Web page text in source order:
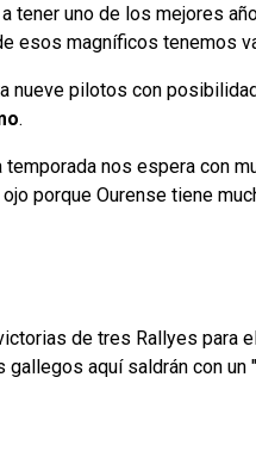
tener uno de los mejores
esos magníficos tenemos
nueve pilotos con
.
nos espera con
porque Ourense tiene
de tres Rallyes para
gallegos aquí saldrán con